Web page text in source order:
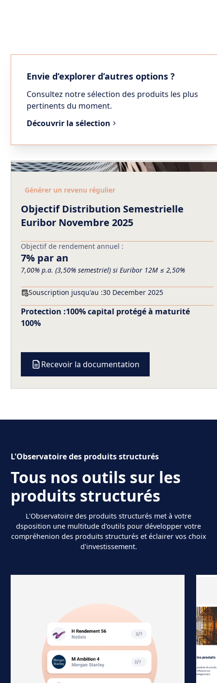
Envie d’explorer d’autres options ?
Consultez notre sélection des produits les plus
pertinents du moment.
Découvrir la sélection
Générer un revenu régulier
Objectif Distribution Semestrielle
Euribor Novembre 2025
Objectif de rendement annuel :
7% par an
7,00% p.a. (3,50% semestriel) si Euribor 12M ≤ 2,50%
Souscription jusqu'au :30 December 2025
Protection :100% capital protégé à maturité
100%
Recevoir la documentation
L'Observatoire des produits structurés
Tous nos outils sur les
produits structurés
L'Observatoire des produits structurés met à votre
dsposition une multitude d'outils pour développer votre
compréhenion des produits structurés et éclairer vos choix
d'investissement.